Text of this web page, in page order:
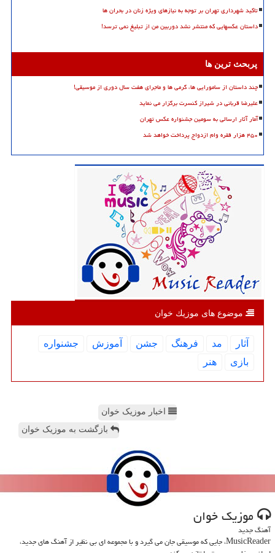
تاکید شهرداری تهران بر توجه به نیازهای ویژه زنان در بحران ها
داستان عکسهایی که منتشر نشد دوربین من از تبلیغ نمی ترسد!
پربحث ترین ها
چند داستان از سامورایی ها، گرمی ها و ماجرای هفت سال دوری از موسیقی!
علیرضا قربانی در شیراز کنسرت برگزار می نماید
آمار آثار ارسالی به سومین جشنواره عکس تهران
۴۵۰ هزار فقره وام ازدواج پرداخت خواهد شد
موضوع های موزیك خوان
آثار مد فرهنگ جشن آموزش
جشنواره
بازی
هنر
اخبار موزیک خوان
بازگشت به موزیک خوان
موزیك خوان
آهنگ جدید
MusicReader، جایی که موسیقی جان می گیرد و با مجموعه ای بی نظیر از آهنگ های جدید،